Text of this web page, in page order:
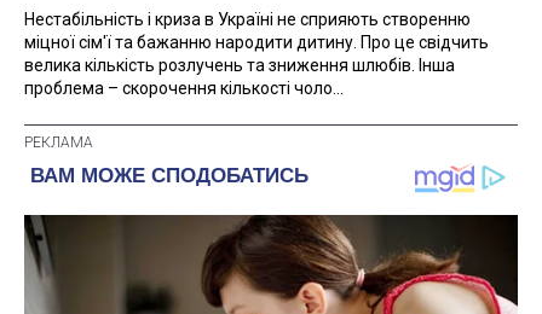
Нестабільність і криза в Україні не сприяють створенню
міцної сім'ї та бажанню народити дитину. Про це свідчить
велика кількість розлучень та зниження шлюбів. Інша
проблема – скорочення кількості чоло...